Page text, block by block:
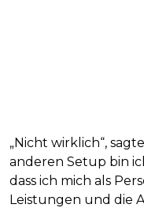
„Nicht wirklich“,
anderen Setup bin
dass ich mich als
Leistungen und die